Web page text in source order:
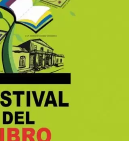
celebrada ayer, los
de sucesos que
Personas que arribaron a la
en sillas de ruedas y
por los médicos,
sanidades físicas
con los testimonios
milagros creativos en
severas patologías.
visualizar que durante el
de la prédica, la fe colectiva